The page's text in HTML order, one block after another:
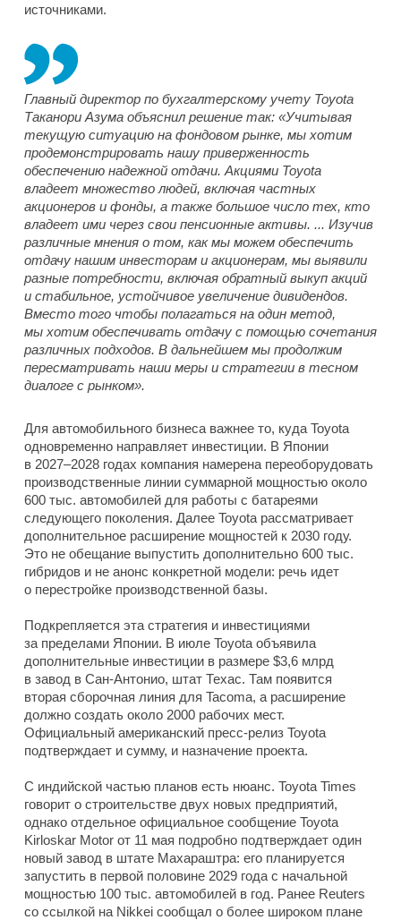
источниками.
Главный директор по бухгалтерскому учету Toyota
Таканори Азума объяснил решение так: «Учитывая
текущую ситуацию на фондовом рынке, мы хотим
продемонстрировать нашу приверженность
обеспечению надежной отдачи. Акциями Toyota
владеет множество людей, включая частных
акционеров и фонды, а также большое число тех, кто
владеет ими через свои пенсионные активы. ... Изучив
различные мнения о том, как мы можем обеспечить
отдачу нашим инвесторам и акционерам, мы выявили
разные потребности, включая обратный выкуп акций
и стабильное, устойчивое увеличение дивидендов.
Вместо того чтобы полагаться на один метод,
мы хотим обеспечивать отдачу с помощью сочетания
различных подходов. В дальнейшем мы продолжим
пересматривать наши меры и стратегии в тесном
диалоге с рынком».
Для автомобильного бизнеса важнее то, куда Toyota
одновременно направляет инвестиции. В Японии
в 2027–2028 годах компания намерена переоборудовать
производственные линии суммарной мощностью около
600 тыс. автомобилей для работы с батареями
следующего поколения. Далее Toyota рассматривает
дополнительное расширение мощностей к 2030 году.
Это не обещание выпустить дополнительно 600 тыс.
гибридов и не анонс конкретной модели: речь идет
о перестройке производственной базы.
Подкрепляется эта стратегия и инвестициями
за пределами Японии. В июле Toyota объявила
дополнительные инвестиции в размере $3,6 млрд
в завод в Сан-Антонио, штат Техас. Там появится
вторая сборочная линия для Tacoma, а расширение
должно создать около 2000 рабочих мест.
Официальный американский пресс-релиз Toyota
подтверждает и сумму, и назначение проекта.
С индийской частью планов есть нюанс. Toyota Times
говорит о строительстве двух новых предприятий,
однако отдельное официальное сообщение Toyota
Kirloskar Motor от 11 мая подробно подтверждает один
новый завод в штате Махараштра: его планируется
запустить в первой половине 2029 года с начальной
мощностью 100 тыс. автомобилей в год. Ранее Reuters
со ссылкой на Nikkei сообщал о более широком плане